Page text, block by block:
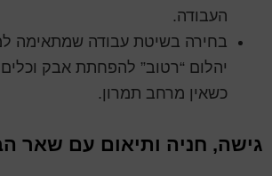
העבודה.
בחירה בשיטת עבודה שמתאימה
יהלום “רטוב” להפחתת אבק
כשאין מרחב תמרון.
גישה, חניה ותיאום עם שאר